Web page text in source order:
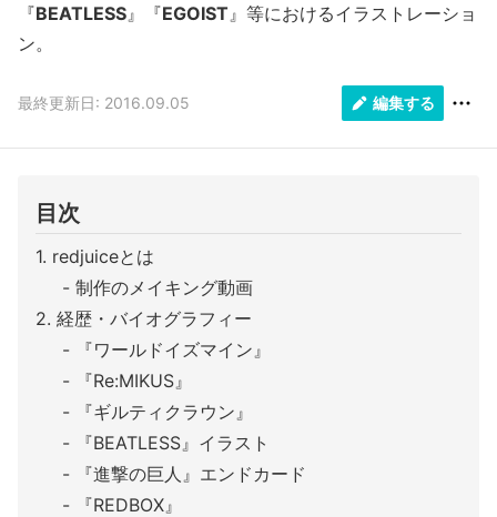
『BEATLESS 』『EGOIST 』等におけるイラストレーショ
ン。
最終更新日: 2016.09.05 編集する
目次
redjuiceとは
制作のメイキング動画
経歴・バイオグラフィー
『ワールドイズマイン』
『Re:MIKUS』
『ギルティクラウン』
『BEATLESS』イラスト
『進撃の巨人』エンドカード
『REDBOX』